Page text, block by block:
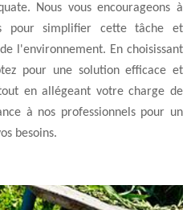
Nous vous encourageons à
pour simplifier cette tâche et
l'environnement. En choisissant
pour une solution efficace et
en allégeant votre charge de
à nos professionnels pour un
besoins.